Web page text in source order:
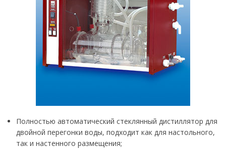
Полностью автоматический стеклянный дистиллятор для
двойной перегонки воды, подходит как для настольного,
так и настенного размещения;